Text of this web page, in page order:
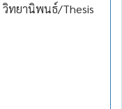
วิทยานิพนธ์/Thesis